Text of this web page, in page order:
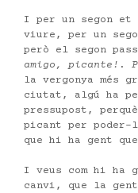
I per un segon et
viure, per un
però el segon
amigo, picante! .
la vergonya més
ciutat, algú ha
pressupost,
picant per
que hi ha gent
I veus com hi ha
canvi, que la